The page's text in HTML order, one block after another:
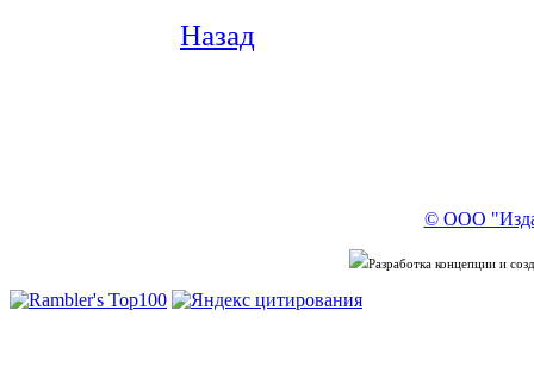
Назад
© ООО
Разработка концепции и